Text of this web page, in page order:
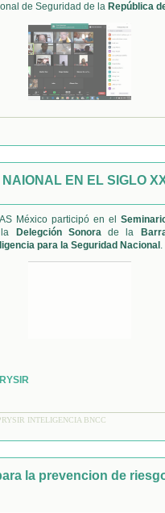
de Seguridad de la República
EN EL SIGLO
México participó en el
Delegción Sonorade la
para la Seguridad Nacional .
INTELIGENCIA BNCC
la prevencion de